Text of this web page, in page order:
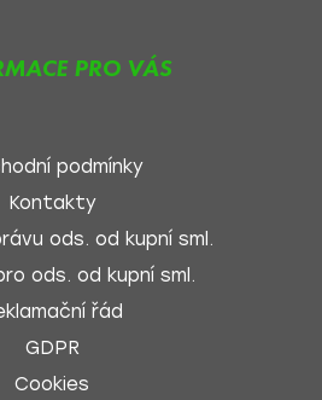
PRO VÁS
podmínky
Kontakty
ods. od kupní sml.
ods. od kupní sml.
řád
GDPR
Cookies